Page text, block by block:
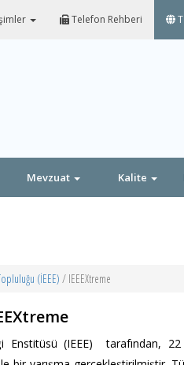
Telefon Rehberi
Mevzuat Kalite
(İEEE) / IEEEXtreme
(IEEE) tarafından, 22